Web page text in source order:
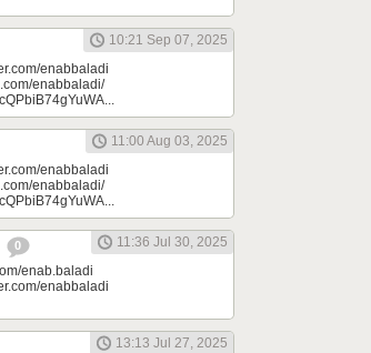
10:21 Sep 07, 2025
enabbaladi
enabbaladi/
11:00 Aug 03, 2025
enabbaladi
enabbaladi/
0
11:36 Jul 30, 2025
enab.baladi
enabbaladi
13:13 Jul 27, 2025